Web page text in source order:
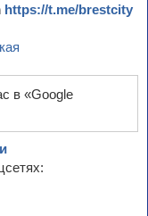
https://t.me/brestcity
в «Google